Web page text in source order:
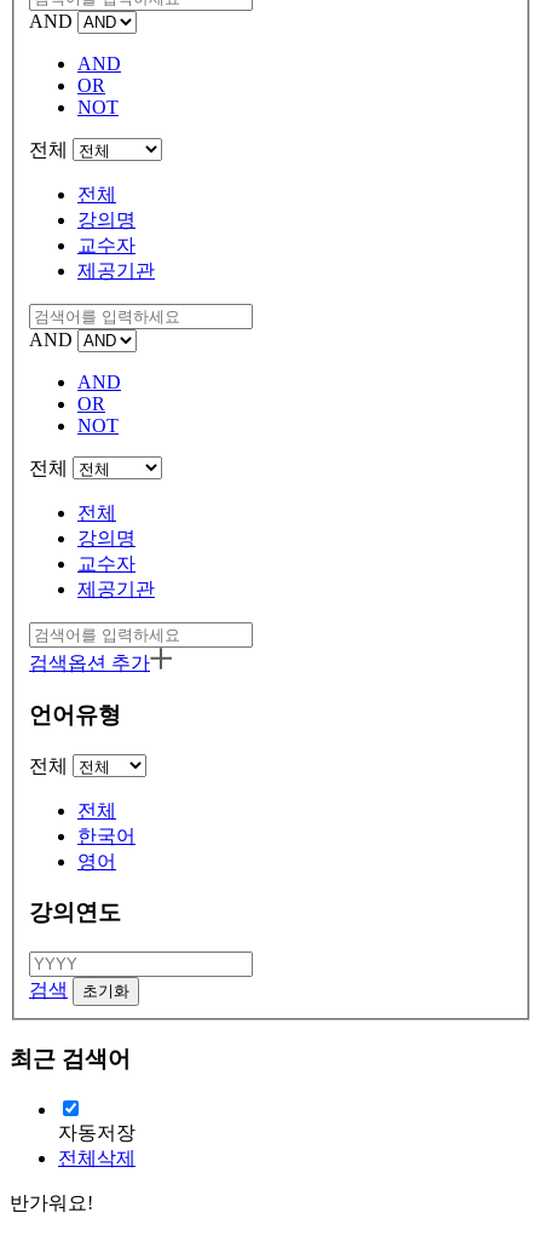
AND
AND
OR
NOT
전체
전체
강의명
교수자
제공기관
AND
AND
OR
NOT
전체
전체
강의명
교수자
제공기관
검색옵션 추가
언어유형
전체
전체
한국어
영어
강의연도
검색
최근 검색어
자동저장
전체삭제
반가워요!